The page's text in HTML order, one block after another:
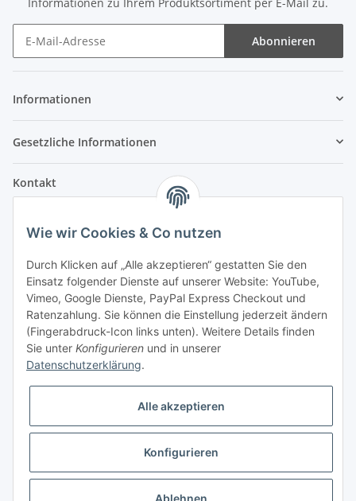
Abonnieren
Informationen
Gesetzliche Informationen
Kontakt
Im Weiherfeld 10
Montag bis Freitag
Ladengeschäft: 8.00 Uhr - 17.00 Uhr
Werkstatt: 7.30 Uhr - 16.30 Uhr
Samstag
Bezahlvarianten
* Alle Preise inkl. gesetzlicher USt., zzgl.Versand
Wie wir Cookies & Co nutzen
Durch Klicken auf „Alle akzeptieren“ gestatten Sie den
Einsatz folgender Dienste auf unserer Website: YouTube,
Vimeo, Google Dienste, PayPal Express Checkout und
Ratenzahlung. Sie können die Einstellung jederzeit ändern
(Fingerabdruck-Icon links unten). Weitere Details finden
Sie unter Konfigurieren und in unserer
Datenschutzerklärung.
Alle akzeptieren
Konfigurieren